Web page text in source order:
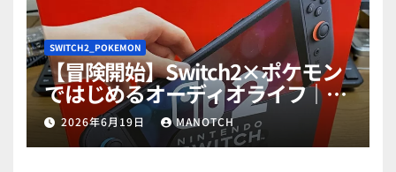
SWITCH2_POKEMON
【冒険開始】Switch2×ポケモン
ではじめるオーディオライフ｜試
行錯誤で高音質ゲットだぜ！
part1
2026年6月19日 MANOTCH